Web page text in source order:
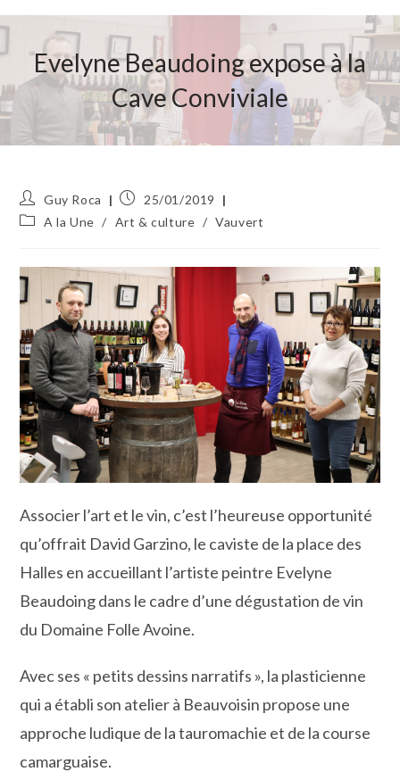
Evelyne Beaudoing expose à la
Cave Conviviale
Auteur/autrice
de
Guy Roca
Publication
publiée :
25/01/2019
PostA la Une / Art & culture / Vauvert
Associer l’art et le vin, c’est l’heureuse opportunité
qu’offrait David Garzino, le caviste de la place des
Halles en accueillant l’artiste peintre Evelyne
Beaudoing dans le cadre d’une dégustation de vin
du Domaine Folle Avoine.
Avec ses « petits dessins narratifs », la plasticienne
qui a établi son atelier à Beauvoisin propose une
approche ludique de la tauromachie et de la course
camarguaise.